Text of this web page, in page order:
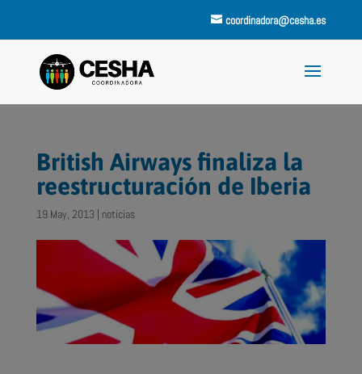
coordinadora@cesha.es
British Airways finaliza la
reestructuración de Iberia
19 May, 2013 | noticias